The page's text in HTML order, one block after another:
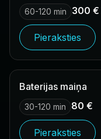
60-120 min 300 €
Pieraksties
Baterijas maiņa
30-120 min 80 €
Pieraksties